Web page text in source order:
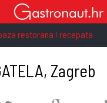
restorana i recepata
Zagreb